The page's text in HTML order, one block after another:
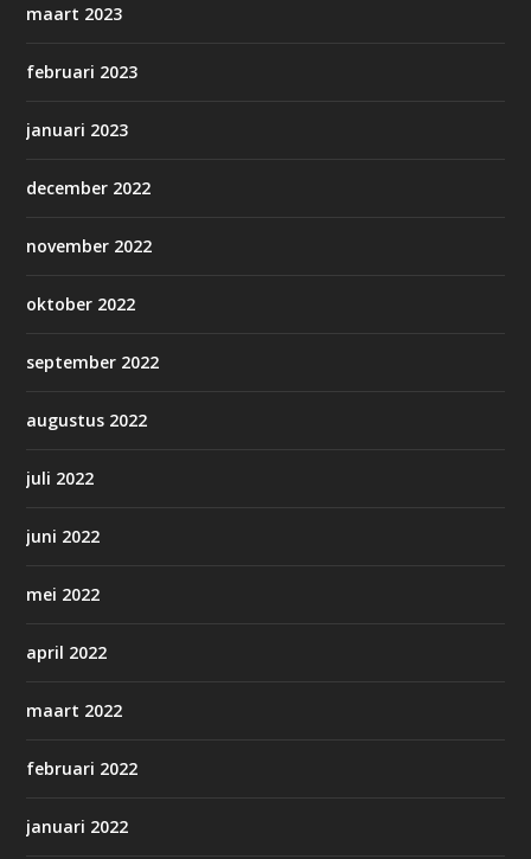
maart 2023
februari 2023
januari 2023
december 2022
november 2022
oktober 2022
september 2022
augustus 2022
juli 2022
juni 2022
mei 2022
april 2022
maart 2022
februari 2022
januari 2022